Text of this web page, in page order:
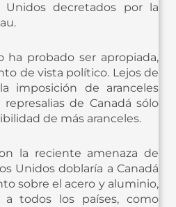
Unidos decretados por la
ha probado ser apropiada,
de vista político. Lejos de
imposición de aranceles
de Canadá sólo
de más aranceles.
la reciente amenaza de
Unidos doblaría a Canadá
sobre el acero y aluminio,
a todos los países, como